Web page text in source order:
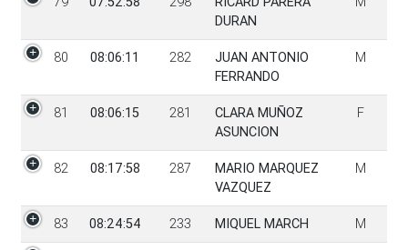
DURAN
80 08:06:11 282
JUAN ANTONIO
FERRANDO
M
81 08:06:15 281
CLARA MUÑOZ
ASUNCION
F
82 08:17:58 287
MARIO MARQUEZ
VAZQUEZ
M
83 08:24:54 233 MIQUEL MARCH M